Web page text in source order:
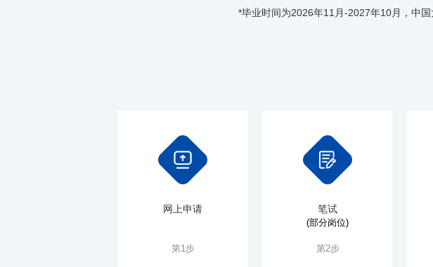
*毕业时间为2026年11月-2027年10月，中
网上申请
第1步
笔试
(部分岗位)
第2步